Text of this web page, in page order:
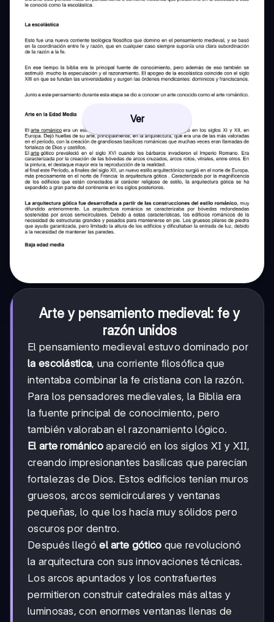
Ver
Arte y pensamiento medieval: fe y
razón unidos
El pensamiento medieval estuvo dominado por
la escolástica, una corriente filosófica que
intentaba combinar la fe cristiana con la razón.
Para los pensadores medievales, la Biblia era
la fuente principal de conocimiento, pero
también valoraban el razonamiento lógico.
El arte románicoapareció en los siglos XI y XII,
creando impresionantes basílicas que parecían
fortalezas de Dios. Estos edificios tenían muros
gruesos, arcos semicirculares y ventanas
pequeñas, lo que los hacía muy sólidos pero
oscuros por dentro.
Después llegóel arte gótico que revolucionó
la arquitectura con sus innovaciones técnicas.
Los arcos apuntados y los contrafuertes
permitieron construir catedrales más altas y
luminosas, con enormes ventanas llenas de